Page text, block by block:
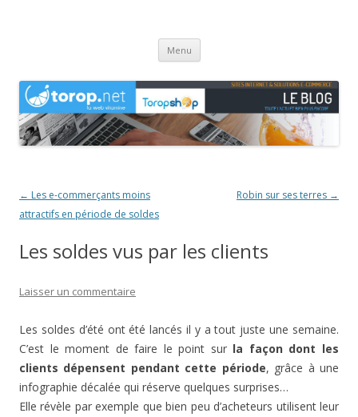
Menu Aller
contenu
Navigation
des
← Les e-commerçants moins
attractifs en période de soldes
Robin sur ses terres →
Les soldes vus par les clients
Laisser un commentaire
Les soldes d’été ont été lancés il y a tout juste une semaine.
C’est le moment de faire le point sur la façon dont les
clients dépensent pendant cette période, grâce à une
infographie décalée qui réserve quelques surprises…
Elle révèle par exemple que bien peu d’acheteurs utilisent leur